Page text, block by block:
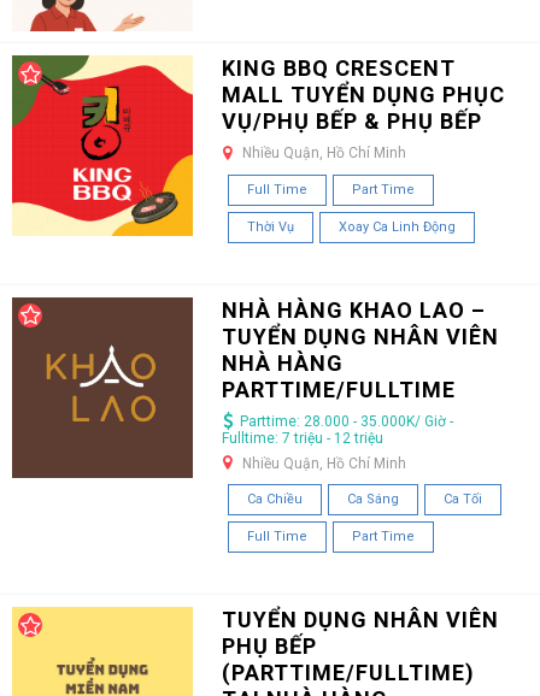
KING BBQ CRESCENT
MALL TUYỂN DỤNG PHỤC
VỤ/PHỤ BẾP & PHỤ BẾP
Nhiều Quận, Hồ Chí Minh
Full Time Part Time
Thời Vụ Xoay Ca Linh Động
NHÀ HÀNG KHAO LAO –
TUYỂN DỤNG NHÂN VIÊN
NHÀ HÀNG
PARTTIME/FULLTIME
Parttime: 28.000 - 35.000K/ Giờ -
Fulltime: 7 triệu - 12 triệu
Nhiều Quận, Hồ Chí Minh
Ca Chiều Ca Sáng Ca Tối
Full Time Part Time
TUYỂN DỤNG NHÂN VIÊN
PHỤ BẾP
(PARTTIME/FULLTIME)